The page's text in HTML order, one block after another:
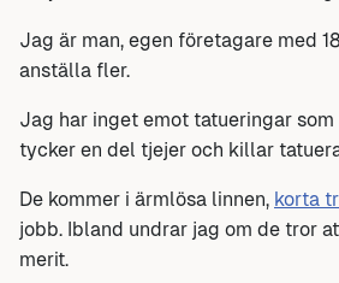
Jag är man, egen företagare med
anställa fler.
Jag har inget emot tatueringar som
tycker en del tjejer och killar
De kommer i ärmlösa linnen, korta
jobb. Ibland undrar jag om de tror
merit.